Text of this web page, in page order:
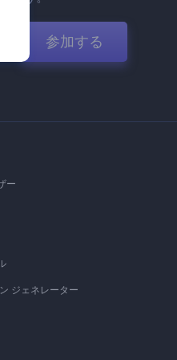
参加する
ー
ジェネレーター